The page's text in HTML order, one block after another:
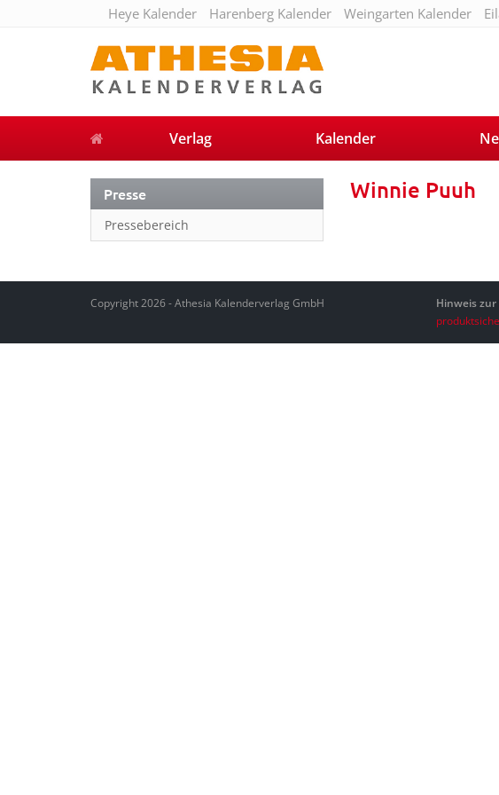
Heye Kalender Harenberg Kalender Weingarten Kalender
Verlag Kalender
Presse
Pressebereich
Winnie Puuh
Copyright 2026 - Athesia Kalenderverlag GmbH
Hinweis